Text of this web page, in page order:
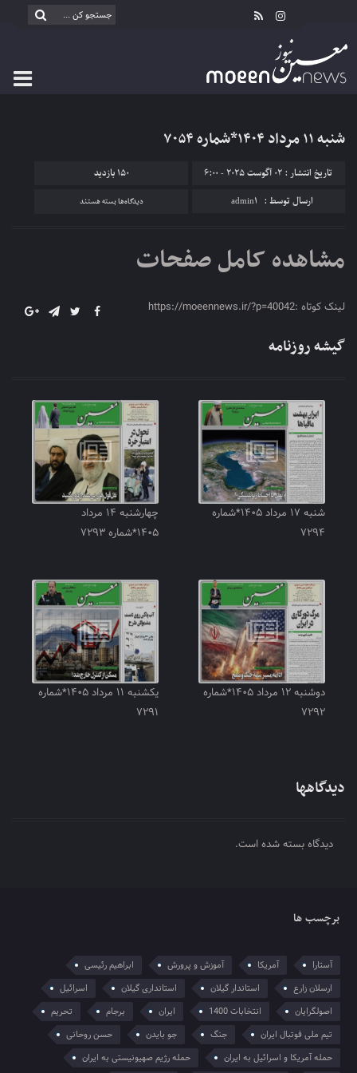
شنبه ۱۱ مرداد ۱۴۰۴*شماره ۷۰۵۴
تاریخ انتشار : 02 آگوست 2025 - 6:00 150 بازدید
ارسال توسط : admin1 دیدگاه‌هابرای
بسته هستند
مشاهده کامل صفحات
لینک کوتاه :https://moeennews.ir/?p=40042
گیشه روزنامه
شنبه ۱۷ مرداد ۱۴۰۵*شماره
۷۲۹۴
چهارشنبه ۱۴ مرداد
۱۴۰۵*شماره ۷۲۹۳
دوشنبه ۱۲ مرداد ۱۴۰۵*شماره
۷۲۹۲
یکشنبه ۱۱ مرداد ۱۴۰۵*شماره
۷۲۹۱
دیدگاهها
دیدگاه بسته شده است.
برچسب ها
آستارا آمریکا آموزش و پرورش
ابراهیم رئیسی
ارسلان زارع
استاندار گیلان استانداری گیلان
اسرائیل
اصولگرایان
انتخابات 1400 ایران برجام
تحریم
تیم ملی فوتبال ایران
جنگ جو بایدن
حسن روحانی
حمله آمریکا و اسرائیل به ایران
حمله رژیم صهیونیستی به ایران